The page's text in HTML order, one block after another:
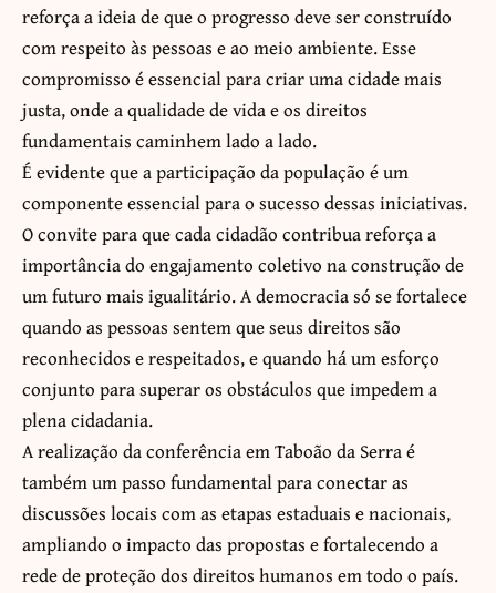
reforça a ideia de que o progresso deve ser construído
com respeito às pessoas e ao meio ambiente. Esse
compromisso é essencial para criar uma cidade mais
justa, onde a qualidade de vida e os direitos
fundamentais caminhem lado a lado.
É evidente que a participação da população é um
componente essencial para o sucesso dessas iniciativas.
O convite para que cada cidadão contribua reforça a
importância do engajamento coletivo na construção de
um futuro mais igualitário. A democracia só se fortalece
quando as pessoas sentem que seus direitos são
reconhecidos e respeitados, e quando há um esforço
conjunto para superar os obstáculos que impedem a
plena cidadania.
A realização da conferência em Taboão da Serra é
também um passo fundamental para conectar as
discussões locais com as etapas estaduais e nacionais,
ampliando o impacto das propostas e fortalecendo a
rede de proteção dos direitos humanos em todo o país.